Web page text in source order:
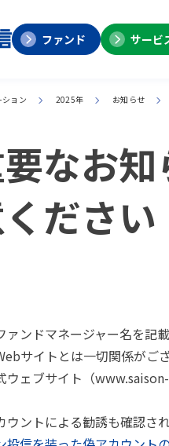
ファンド サービ
ョン 2025年 お知らせ
要なお
ださい
ンドマネージャー名を記
サイトとは一切関係がご
ェブサイト（
ントによる勧誘も確認され